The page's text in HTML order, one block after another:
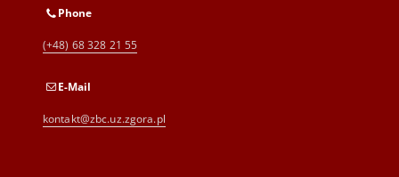
Phone
(+48) 68 328 21 55
E-Mail
kontakt@zbc.uz.zgora.pl